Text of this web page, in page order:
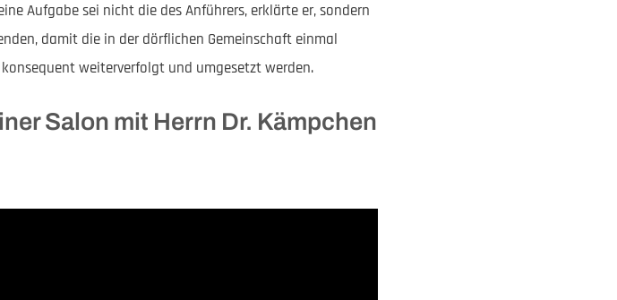
Aufgabe sei nicht die des Anführers, erklärte er, sondern
damit die in der dörflichen Gemeinschaft einmal
weiterverfolgt und umgesetzt werden.
Salon mit Herrn Dr. Kämpchen